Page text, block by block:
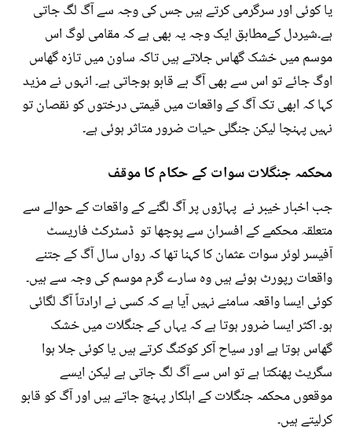
یا کوئی اور سرگرمی کرتے ہیں جس کی وجہ سے آگ لگ جاتی
ہے۔شیردل کےمطابق ایک وجہ یہ بھی ہے کہ مقامی لوگ اس
موسم میں خشک گھاس جلاتے ہیں تاکہ ساون میں تازہ گھاس
اوگ جائے تو اس سے بھی آگ بے قابو ہوجاتی ہے۔ انہوں نے مزید
کہا کہ ابھی تک آگ کے واقعات میں قیمتی درختوں کو نقصان تو
نہیں پہنچا لیکن جنگلی حیات ضرور متاثر ہوئی ہے۔
محکمہ جنگلات سوات کے حکام کا موقف
جب اخبار خیبر نے پہاڑوں پر آگ لگنے کے واقعات کے حوالے سے
متعلقہ محکمے کے افسران سے پوچھا تو ڈسٹرکٹ فاریسٹ
آفیسر لوئر سوات عثمان کا کہنا تھا کہ رواں سال آگ کے جتنے
واقعات رپورٹ ہوئے ہیں وہ سارے گرم موسم کی وجہ سے ہیں۔
کوئی ایسا واقعہ سامنے نہیں آیا ہے کہ کسی نے ارادتاً آگ لگائی
ہو۔ اکثر ایسا ضرور ہوتا ہے کہ یہاں کے جنگلات میں خشک
گھاس ہوتا ہے اور سیاح آکر کوکنگ کرتے ہیں یا کوئی جلا ہوا
سگریٹ پھنکتا ہے تو اس سے آگ لگ جاتی ہے لیکن ایسے
موقعوں محکمہ جنگلات کے اہلکار پہنچ جاتے ہیں اور آگ کو قابو
کرلیتے ہیں۔